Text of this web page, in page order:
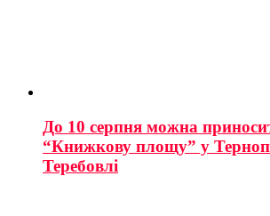
До 10 серпня можна
“Книжкову площу” у
Теребовлі